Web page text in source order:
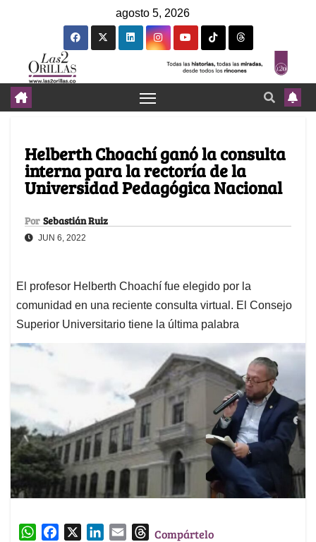
agosto 5, 2026
Helberth Choachí ganó la consulta
interna para la rectoría de la
Universidad Pedagógica Nacional
Por Sebastián Ruiz
JUN 6, 2022
El profesor Helberth Choachí fue elegido por la
comunidad en una reciente consulta virtual. El Consejo
Superior Universitario tiene la última palabra
W
TCompártelo